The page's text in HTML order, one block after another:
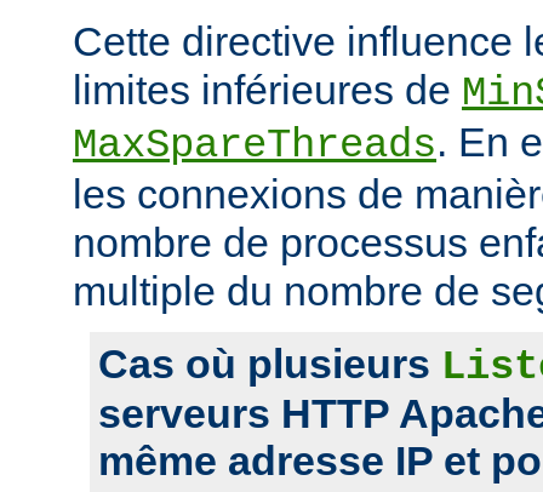
Cette directive influence
limites inférieures de
MaxSpareThreads. En
les connexions de
nombre de processus
multiple du nombre de
Cas où plusieurs
serveurs HTTP
même adresse IP et